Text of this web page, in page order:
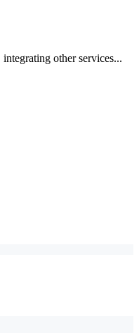
other services...